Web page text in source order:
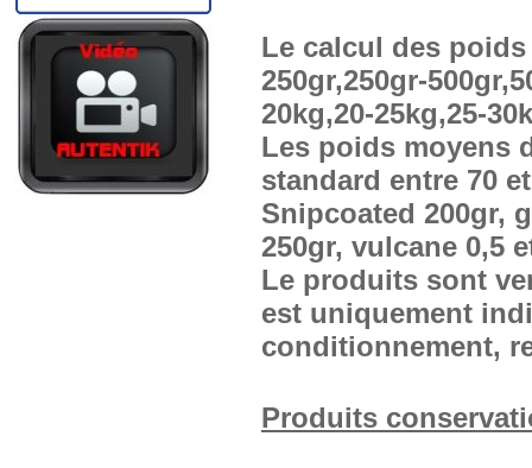
Le calcul des
250gr,250gr-
20kg,20-25kg,25-
Les poids moyens
standard entre 70
Snipcoated 200gr,
250gr, vulcane 0,5
Le produits sont
est uniquement
conditionnement,
Produits